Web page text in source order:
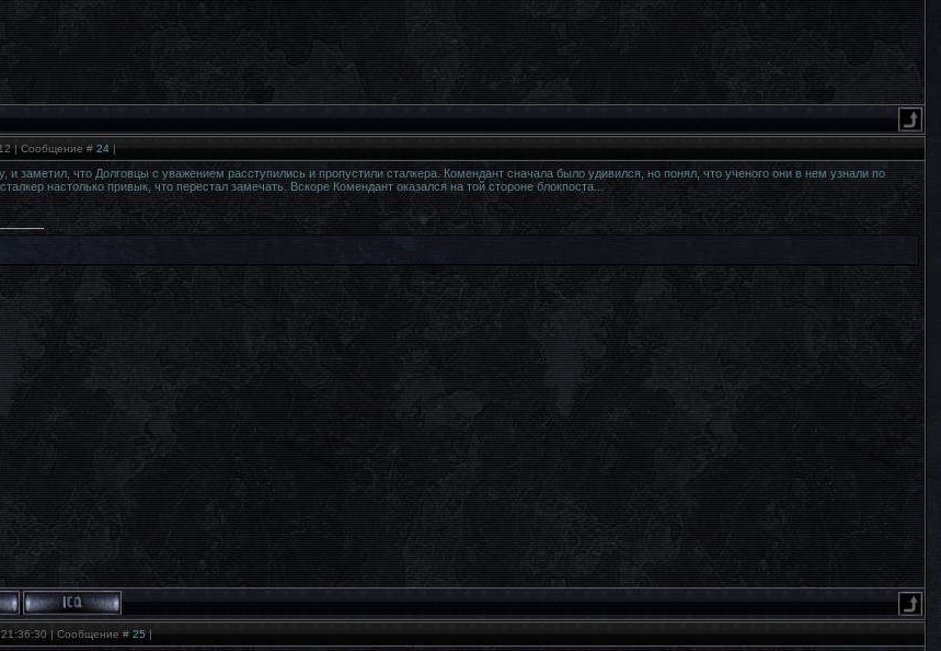
| Сообщение # 24|
и заметил, что Долговцы с уважением расступились и пропустили сталкера. Комендант сначала было удивился, но понял, что ученого они в нем узнали по
настолько привык, что перестал замечать. Вскоре Комендант оказался на той стороне блокпоста...
21:36:30 | Сообщение # 25 |